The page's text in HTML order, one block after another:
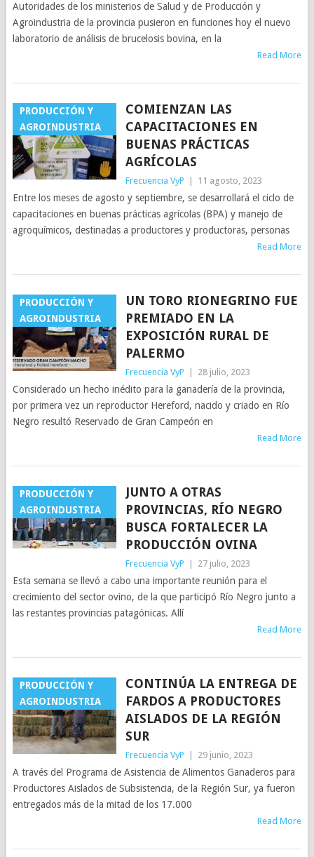
Autoridades de los ministerios de Salud y de Producción y
Agroindustria de la provincia pusieron en funciones hoy el nuevo
laboratorio de análisis de brucelosis bovina, en la
Read More
PRODUCCIÓN Y
AGROINDUSTRIA
COMIENZAN LAS
CAPACITACIONES EN
BUENAS PRÁCTICAS
AGRÍCOLAS
Frecuencia VyP 11 agosto, 2023
Entre los meses de agosto y septiembre, se desarrollará el ciclo de
capacitaciones en buenas prácticas agrícolas (BPA) y manejo de
agroquímicos, destinadas a productores y productoras, personas
Read More
PRODUCCIÓN Y
AGROINDUSTRIA
UN TORO RIONEGRINO FUE
PREMIADO EN LA
EXPOSICIÓN RURAL DE
PALERMO
Frecuencia VyP 28 julio, 2023
Considerado un hecho inédito para la ganadería de la provincia,
por primera vez un reproductor Hereford, nacido y criado en Río
Negro resultó Reservado de Gran Campeón en
Read More
PRODUCCIÓN Y
AGROINDUSTRIA
JUNTO A OTRAS
PROVINCIAS, RÍO NEGRO
BUSCA FORTALECER LA
PRODUCCIÓN OVINA
Frecuencia VyP 27 julio, 2023
Esta semana se llevó a cabo una importante reunión para el
crecimiento del sector ovino, de la que participó Río Negro junto a
las restantes provincias patagónicas. Allí
Read More
PRODUCCIÓN Y
AGROINDUSTRIA
CONTINÚA LA ENTREGA DE
FARDOS A PRODUCTORES
AISLADOS DE LA REGIÓN
SUR
Frecuencia VyP 29 junio, 2023
A través del Programa de Asistencia de Alimentos Ganaderos para
Productores Aislados de Subsistencia, de la Región Sur, ya fueron
entregados más de la mitad de los 17.000
Read More